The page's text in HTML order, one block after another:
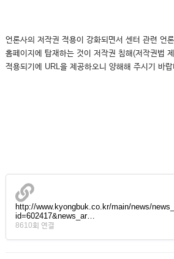
언론사의 저작권 적용이 강화되면서 센터 관련 언
홈페이지에 탑재하는 것이 저작권 침해(저작권법
적용되기에 URL을 제공하오니 양해해 주시기 바랍
http://www.kyongbuk.co.kr/main/news/
id=602417&news_ar…
8610회 연결